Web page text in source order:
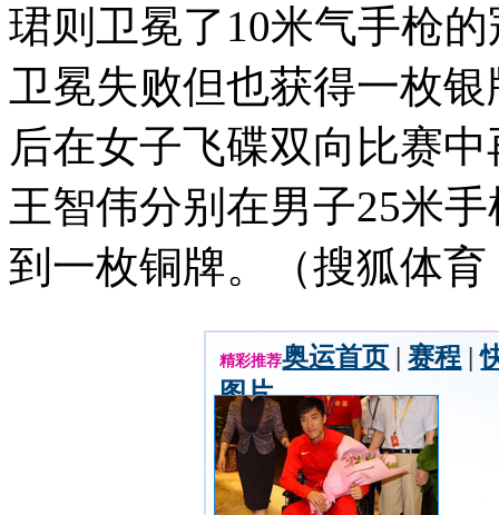
珺则卫冕了10米气手枪
卫冕失败但也获得一枚
后在女子飞碟双向比赛
王智伟分别在男子25米
到一枚铜牌。（搜狐体
精彩推荐奥运首页 |赛程 |
图片